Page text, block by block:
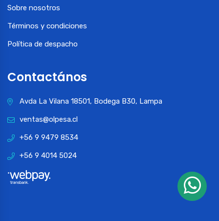
Sobre nosotros
Términos y condiciones
Política de despacho
Contactános
Avda La Vilana 18501, Bodega B30, Lampa
ventas@olpesa.cl
+56 9 9479 8534
+56 9 4014 5024